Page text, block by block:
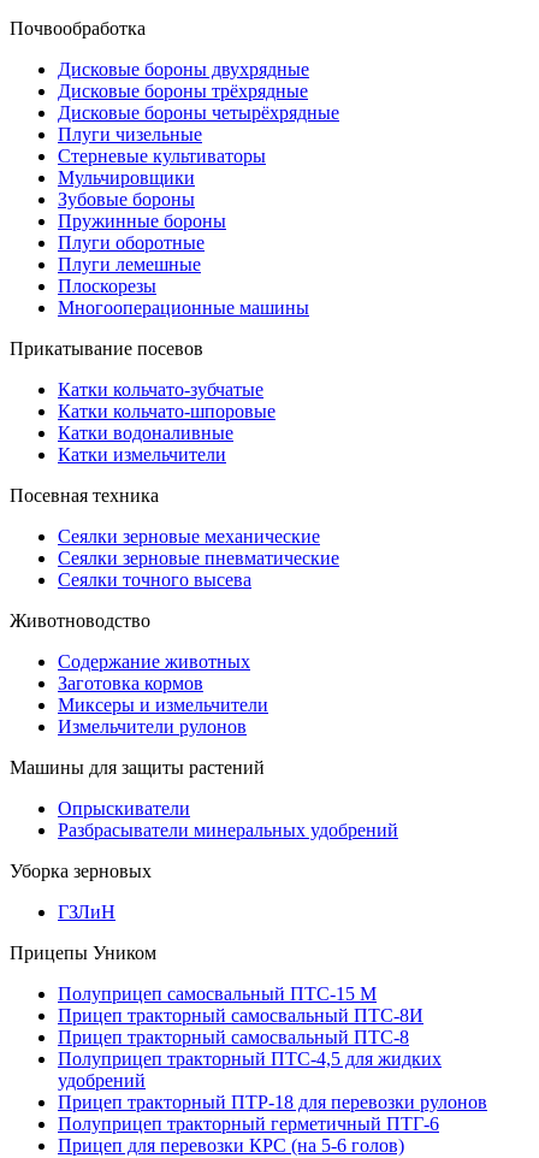
Почвообработка
Дисковые бороны двухрядные
Дисковые бороны трёхрядные
Дисковые бороны четырёхрядные
Плуги чизельные
Стерневые культиваторы
Мульчировщики
Зубовые бороны
Пружинные бороны
Плуги оборотные
Плуги лемешные
Плоскорезы
Многооперационные машины
Прикатывание посевов
Катки кольчато-зубчатые
Катки кольчато-шпоровые
Катки водоналивные
Катки измельчители
Посевная техника
Сеялки зерновые механические
Сеялки зерновые пневматические
Сеялки точного высева
Животноводство
Содержание животных
Заготовка кормов
Миксеры и измельчители
Измельчители рулонов
Машины для защиты растений
Опрыскиватели
Разбрасыватели минеральных удобрений
Уборка зерновых
ГЗЛиН
Прицепы Уником
Полуприцеп самосвальный ПТС-15 М
Прицеп тракторный самосвальный ПТС-8И
Прицеп тракторный самосвальный ПТС-8
Полуприцеп тракторный ПТС-4,5 для жидких
удобрений
Прицеп тракторный ПТР-18 для перевозки рулонов
Полуприцеп тракторный герметичный ПТГ-6
Прицеп для перевозки КРС (на 5-6 голов)